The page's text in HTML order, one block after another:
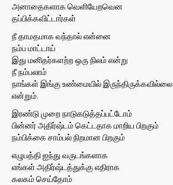
அனாதைகளாக வெளியேறவென
தப்பிக்கவிட்டார்கள்
நீ தாமதமாக வந்தால் என்னை
நம்ப மாட்டாய்
இது மனிதர்களற்ற ஒரு நிலம் என்று
நீ நம்பலாம்
நாங்கள் இங்கு உண்மையில் இருந்திருக்கவில்லை
என்றும்.
இரண்டு முறை நாடுகடுத்தப்பட்டோம்
பின்னர் அதிர்ஷ்டம் கெட்டதாக மாறிய பிறகும்
நம்பிக்கை சாம்பல் நிறமான பிறகும்
எழுபத்தி ஐந்து வருடங்களாக
எங்கள் அதிர்ஷ்டத்துக்கு எதிராக
கலகம் செய்தோம்